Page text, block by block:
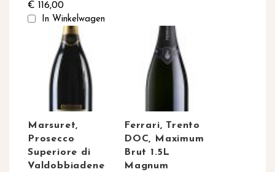
€ 116,00
In Winkelwagen
Marsuret,
Prosecco
Superiore di
Valdobbiadene
Ferrari, Trento
DOC, Maximum
Brut 1.5L
Magnum